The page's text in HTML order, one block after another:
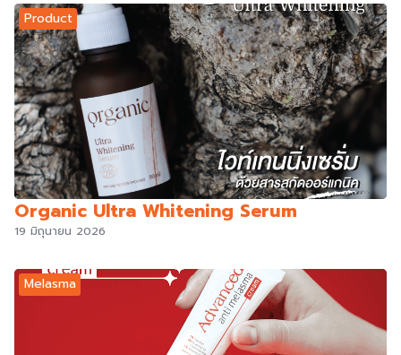
Product
Organic Ultra Whitening Serum
19 มิถุนายน 2026
Melasma